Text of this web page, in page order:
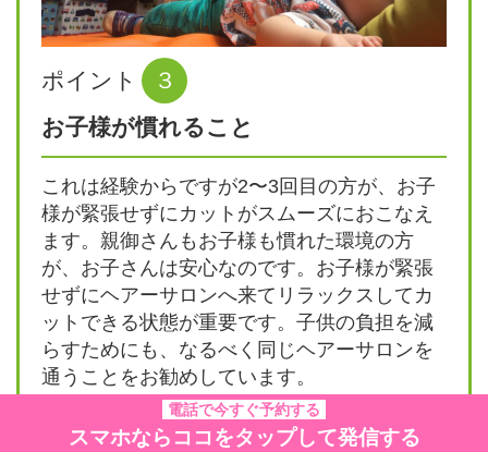
ポイント
３
お子様が慣れること
これは経験からですが2〜3回目の方が、お子
様が緊張せずにカットがスムーズにおこなえ
ます。親御さんもお子様も慣れた環境の方
が、お子さんは安心なのです。お子様が緊張
せずにヘアーサロンへ来てリラックスしてカ
ットできる状態が重要です。子供の負担を減
らすためにも、なるべく同じヘアーサロンを
通うことをお勧めしています。
電話で今すぐ予約する
スマホならココをタップして発信する